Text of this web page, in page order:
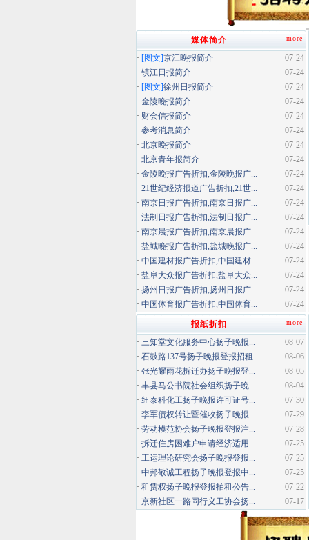
more
媒体简介
07-24
· [图文]京江晚报简介
07-24
· 镇江日报简介
07-24
· [图文]徐州日报简介
07-24
· 金陵晚报简介
07-24
· 财会信报简介
07-24
· 参考消息简介
07-24
· 北京晚报简介
07-24
· 北京青年报简介
07-24
· 金陵晚报广告折扣,金陵晚报广...
07-24
· 21世纪经济报道广告折扣,21世...
07-24
· 南京日报广告折扣,南京日报广...
07-24
· 法制日报广告折扣,法制日报广...
07-24
· 南京晨报广告折扣,南京晨报广...
07-24
· 盐城晚报广告折扣,盐城晚报广...
07-24
· 中国建材报广告折扣,中国建材...
07-24
· 盐阜大众报广告折扣,盐阜大众...
07-24
· 扬州日报广告折扣,扬州日报广...
07-24
· 中国体育报广告折扣,中国体育...
more
报纸折扣
08-07
· 三知堂文化服务中心扬子晚报...
08-06
· 石鼓路137号扬子晚报登报招租...
08-05
· 张光耀雨花拆迁办扬子晚报登...
08-04
· 丰县马公书院社会组织扬子晚...
07-30
· 纽泰科化工扬子晚报许可证号...
07-29
· 李军债权转让暨催收扬子晚报...
07-28
· 劳动模范协会扬子晚报登报注...
07-25
· 拆迁住房困难户申请经济适用...
07-25
· 工运理论研究会扬子晚报登报...
07-25
· 中邦敬诚工程扬子晚报登报中...
07-22
· 租赁权扬子晚报登报拍租公告...
07-17
· 京新社区一路同行义工协会扬...